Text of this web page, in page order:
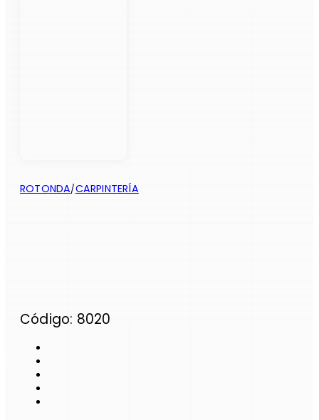
ROTONDA/CARPINTERÍA
Código: 8020